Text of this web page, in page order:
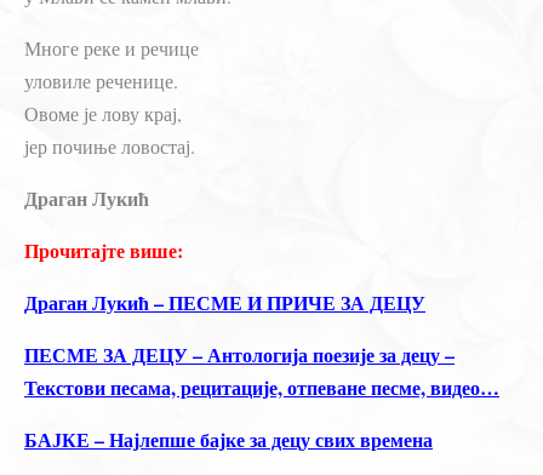
Многе реке и речице
уловиле реченице.
Овоме је лову крај,
јер почиње ловостај.
Драган Лукић
Прочитајте више:
Драган Лукић – ПЕСМЕ И ПРИЧЕ ЗА ДЕЦУ
ПЕСМЕ ЗА ДЕЦУ – Антологија поезије за децу –
Текстови песама, рецитације, отпеване песме, видео…
БАЈКЕ – Најлепше бајке за децу свих времена